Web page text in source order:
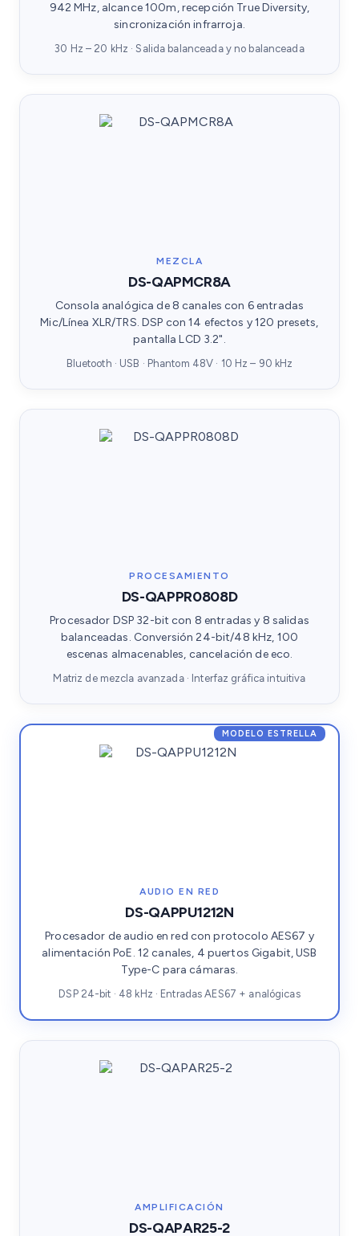
942 MHz, alcance 100m, recepción True Diversity,
sincronización infrarroja.
30 Hz – 20 kHz · Salida balanceada y no balanceada
MEZCLA
DS-QAPMCR8A
Consola analógica de 8 canales con 6 entradas
Mic/Línea XLR/TRS. DSP con 14 efectos y 120 presets,
pantalla LCD 3.2".
Bluetooth · USB · Phantom 48V · 10 Hz – 90 kHz
PROCESAMIENTO
DS-QAPPR0808D
Procesador DSP 32-bit con 8 entradas y 8 salidas
balanceadas. Conversión 24-bit/48 kHz, 100
escenas almacenables, cancelación de eco.
Matriz de mezcla avanzada · Interfaz gráfica intuitiva
MODELO ESTRELLA
AUDIO EN RED
DS-QAPPU1212N
Procesador de audio en red con protocolo AES67 y
alimentación PoE. 12 canales, 4 puertos Gigabit, USB
Type-C para cámaras.
DSP 24-bit · 48 kHz · Entradas AES67 + analógicas
AMPLIFICACIÓN
DS-QAPAR25-2